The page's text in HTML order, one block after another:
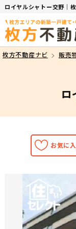
ロイヤルシャトー交野｜
枚方不動産ナビ 販売
ロ
お気に